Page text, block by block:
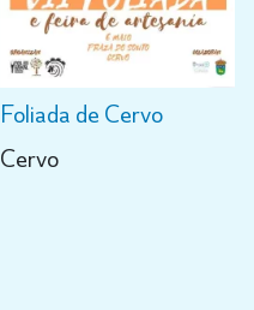
Foliada de Cervo
Cervo